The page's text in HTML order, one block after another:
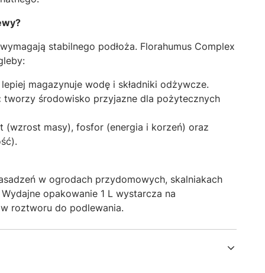
stabilnego podłoża. Florahumus Complex
magazynuje wodę i składniki odżywcze.
tworzy środowisko przyjazne dla pożytecznych
masy), fosfor (energia i korzeń) oraz
.
w ogrodach przydomowych, skalniakach
opakowanie 1 L wystarcza na
roztworu do podlewania.